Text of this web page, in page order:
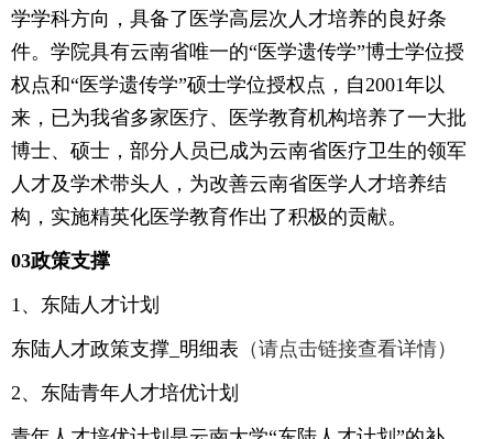
学学科方向，具备了医学高层次人才培养的良好条
件。学院具有云南省唯一的“医学遗传学”博士学位授
权点和“医学遗传学”硕士学位授权点，自2001年以
来，已为我省多家医疗、医学教育机构培养了一大批
博士、硕士，部分人员已成为云南省医疗卫生的领军
人才及学术带头人，为改善云南省医学人才培养结
构，实施精英化医学教育作出了积极的贡献。
03政策支撑
1、东陆人才计划
东陆人才政策支撑_明细表 （请点击链接查看详情）
2、东陆青年人才培优计划